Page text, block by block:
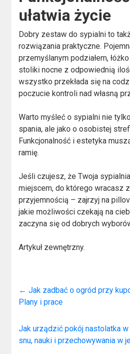
ułatwia życie
Dobry zestaw do sypialni to
rozwiązania praktyczne.
przemyślanym podziałem,
stoliki nocne z odpowiednią
wszystko przekłada się na
poczucie kontroli nad własną
Warto myśleć o sypialni nie
spania, ale jako o osobistej
Funkcjonalność i estetyka
ramię.
Jeśli czujesz, że Twoja
miejscem, do którego wracasz
przyjemnością – zajrzyj na
jakie możliwości czekają na
zaczyna się od dobrych
Artykuł zewnętrzny.
← Jak zadbać o ogród przy
Plany i prace
Jak urządzić pokój nastolatka
snu, nauki i przechowywania w